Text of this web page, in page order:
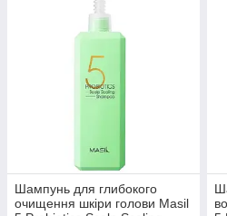
Шампунь для глибокого
очищення шкіри голови Masil